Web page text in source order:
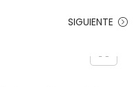
SIGUIENTE